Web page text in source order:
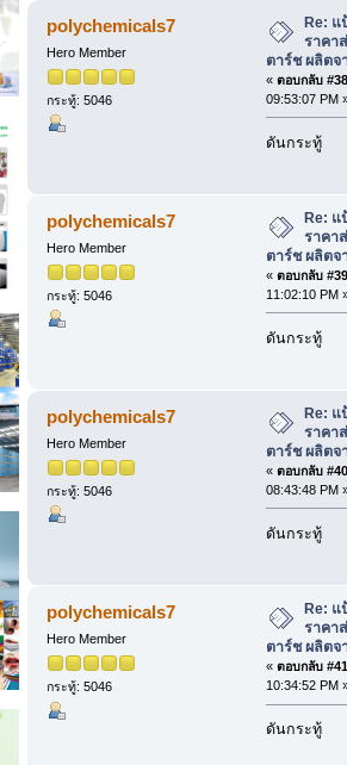
polychemicals7
Hero Member
กระทู้: 5046
Re: แ
ราคา
ตาร์ช ผลิตจ
« ตอบกลับ
09:53:07 PM
ดันกระทู้
polychemicals7
Hero Member
กระทู้: 5046
Re: แ
ราคา
ตาร์ช ผลิตจ
« ตอบกลับ
11:02:10 PM
ดันกระทู้
polychemicals7
Hero Member
กระทู้: 5046
Re: แ
ราคา
ตาร์ช ผลิตจ
« ตอบกลับ
08:43:48 PM
ดันกระทู้
polychemicals7
Hero Member
กระทู้: 5046
Re: แ
ราคา
ตาร์ช ผลิตจ
« ตอบกลับ
10:34:52 PM
ดันกระทู้